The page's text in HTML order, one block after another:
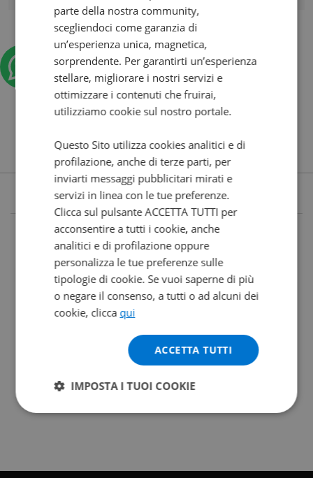
parte della nostra community,
scegliendoci come garanzia di
un’esperienza unica, magnetica,
sorprendente. Per garantirti un’esperienza
stellare, migliorare i nostri servizi e
ottimizzare i contenuti che fruirai,
utilizziamo cookie sul nostro portale.
Questo Sito utilizza cookies analitici e di
profilazione, anche di terze parti, per
inviarti messaggi pubblicitari mirati e
servizi in linea con le tue preferenze.
Clicca sul pulsante ACCETTA TUTTI per
acconsentire a tutti i cookie, anche
analitici e di profilazione oppure
personalizza le tue preferenze sulle
tipologie di cookie. Se vuoi saperne di più
o negare il consenso, a tutti o ad alcuni dei
cookie, clicca qui
ACCETTA TUTTI
IMPOSTA I TUOI COOKIE